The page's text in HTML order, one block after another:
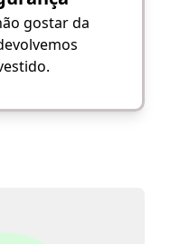
gostar da